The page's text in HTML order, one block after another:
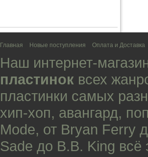
Главная Новые поступления Оплата и Доставка
Наш интернет-
пластинок всех
пластинки самых
хип-хоп, авангард, поп
Mode, от Bryan Ferry
Sade до B.B. King всё